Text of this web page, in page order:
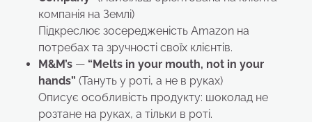
компанія на Землі)
Підкреслює зосередженість Amazon на
потребах та зручності своїх клієнтів.
M&M’s — “Melts in your mouth, not in your
hands” (Тануть у роті, а не в руках)
Описує особливість продукту: шоколад не
розтане на руках, а тільки в роті.